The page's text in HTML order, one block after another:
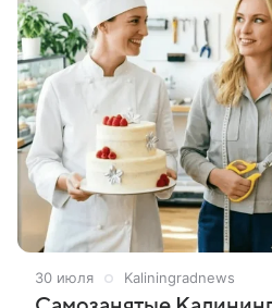
30 июля Kaliningradnews